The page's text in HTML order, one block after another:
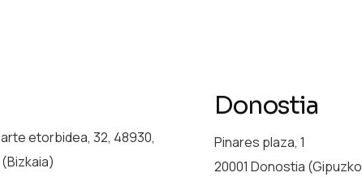
etorbidea, 32, 48930,
Donostia
Pinares plaza, 1
20001 Donostia